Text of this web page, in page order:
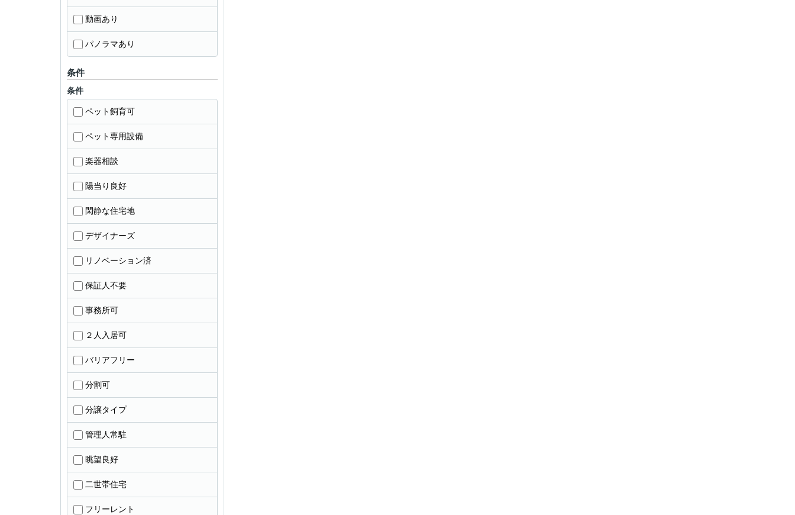
動画あり
パノラマあり
条件
条件
ペット飼育可
ペット専用設備
楽器相談
陽当り良好
閑静な住宅地
デザイナーズ
リノベーション済
保証人不要
事務所可
２人入居可
バリアフリー
分割可
分譲タイプ
管理人常駐
眺望良好
二世帯住宅
フリーレント